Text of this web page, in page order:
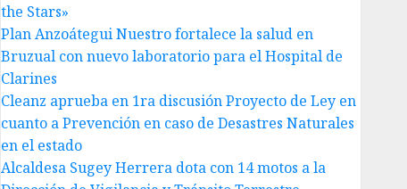
the Stars»
Plan Anzoátegui Nuestro fortalece la salud en
Bruzual con nuevo laboratorio para el Hospital de
Clarines
Cleanz aprueba en 1ra discusión Proyecto de Ley en
cuanto a Prevención en caso de Desastres Naturales
en el estado
Alcaldesa Sugey Herrera dota con 14 motos a la